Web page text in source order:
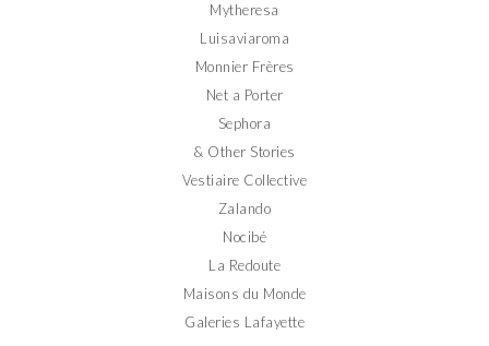
Mytheresa
Luisaviaroma
Monnier Frères
Net a Porter
Sephora
& Other Stories
Vestiaire Collective
Zalando
Nocibé
La Redoute
Maisons du Monde
Galeries Lafayette